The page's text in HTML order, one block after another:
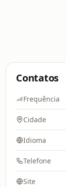
Contatos
Frequência
Cidade
Idioma
Telefone
Site